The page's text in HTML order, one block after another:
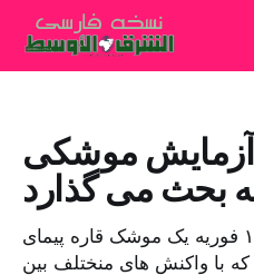
موشکی
بحث می گذارد
کره شمالی در روز ۱۲ فوریه یک موشک قاره پیمای
که با واکنش های منختلف بین